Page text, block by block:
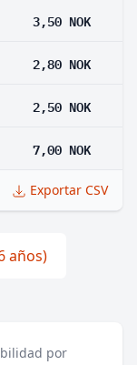
3,50 NOK
2,80 NOK
2,50 NOK
7,00 NOK
Exportar CSV
años)
por